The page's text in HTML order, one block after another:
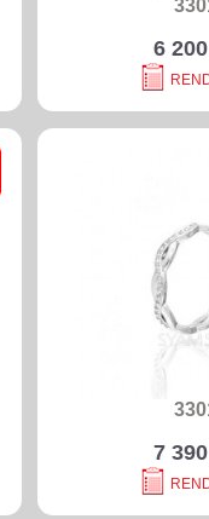
6
7